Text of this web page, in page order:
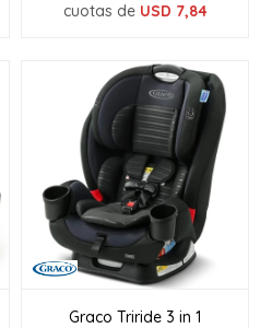
cuotas de USD 7,84
Graco Triride 3 in 1